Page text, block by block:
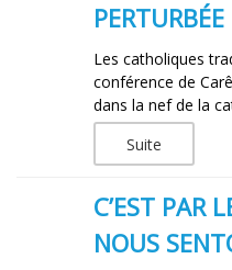
PERTURBÉE
Les catholiques
conférence de
dans la nef de la
Suite
C’EST PAR
NOUS